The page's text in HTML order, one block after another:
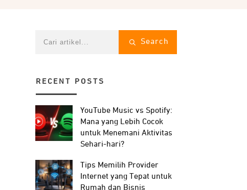
Search
RECENT POSTS
YouTube Music vs Spotify:
Mana yang Lebih Cocok
untuk Menemani Aktivitas
Sehari-hari?
Tips Memilih Provider
Internet yang Tepat untuk
Rumah dan Bisnis